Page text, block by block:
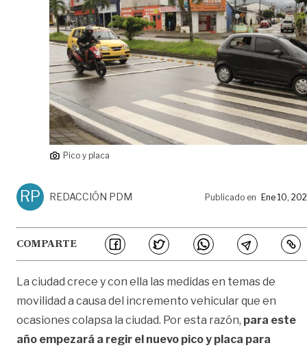
Pico y placa
RP REDACCIÓN PDM Publicado en Ene 10,
COMPARTE
La ciudad crece y con ella las medidas en temas de
movilidad a causa del incremento vehicular que en
ocasiones colapsa la ciudad. Por esta razón, para este
año empezará a regir el nuevo pico y placa para